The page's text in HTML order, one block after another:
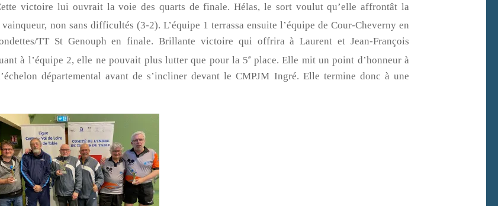
victoire lui ouvrait la voie des quarts de finale. Hélas, le sort voulut qu’elle affrontât la
non sans difficultés (3-2). L’équipe 1 terrassa ensuite l’équipe de Cour-Cheverny en
TT St Genouph en finale. Brillante victoire qui offrira à Laurent et Jean-François
à l’équipe 2, elle ne pouvait plus lutter que pour la 5e place. Elle mit un point d’honneur à
départemental avant de s’incliner devant le CMPJM Ingré. Elle termine donc à une